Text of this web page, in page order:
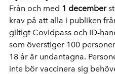
Från och med 1 december
krav på att alla i publiken
giltigt Covidpass och ID-
som överstiger 100
18 år är undantagna.
inte bör vaccinera sig